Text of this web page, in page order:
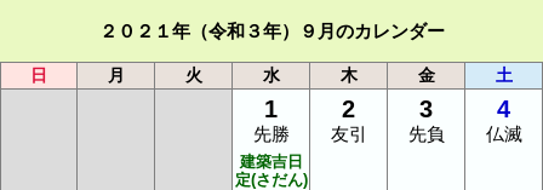
２０２１年（令和３年）９月のカレンダー
日 月 火 水 木 金 土
1
先勝
建築吉日
定(さだん)
2
友引
3
先負
4
仏滅